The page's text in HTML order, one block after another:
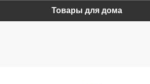
Товары для дома